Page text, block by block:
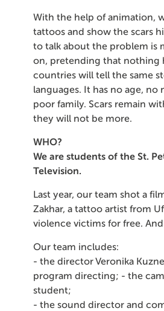
With the help of animation,
tattoos and show the scars
to talk about the problem is
on, pretending that nothing
countries will tell the same
languages. It has no age,
poor family. Scars remain
they will not be more.
WHO?
We are students of the St.
Television.
Last year, our team shot a
Zakhar, a tattoo artist from
violence victims for free.
Our team includes:
- the director Veronika
program directing; - the
student;
- the sound director and